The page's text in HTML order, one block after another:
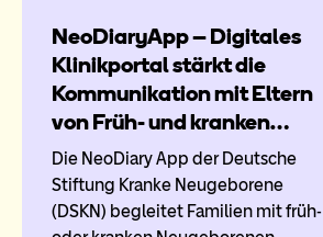
NeoDiaryApp – Digitales
Klinikportal stärkt die
Kommunikation mit Eltern
von Früh- und kranken…
Die NeoDiary App der Deutsche
Stiftung Kranke Neugeborene
(DSKN) begleitet Familien mit früh-